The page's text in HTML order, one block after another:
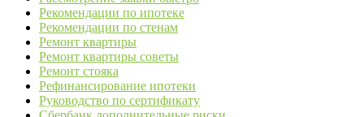
Рекомендации по ипотеке
Рекомендации по стенам
Ремонт квартиры
Ремонт квартиры советы
Ремонт стояка
Рефинансирование ипотеки
Руководство по сертификату